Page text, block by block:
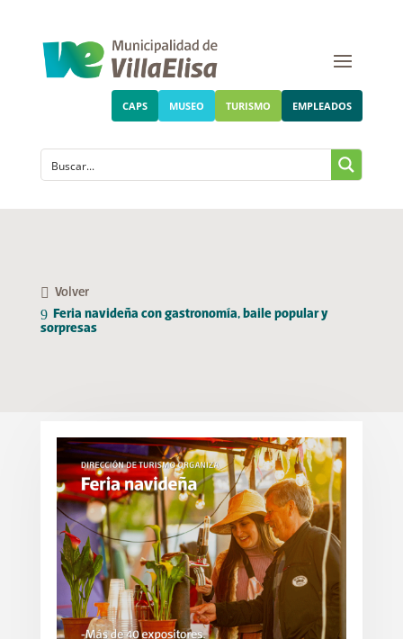
CAPS MUSEO TURISMO EMPLEADOS
Volver
Feria navideña con gastronomía, baile popular y
sorpresas